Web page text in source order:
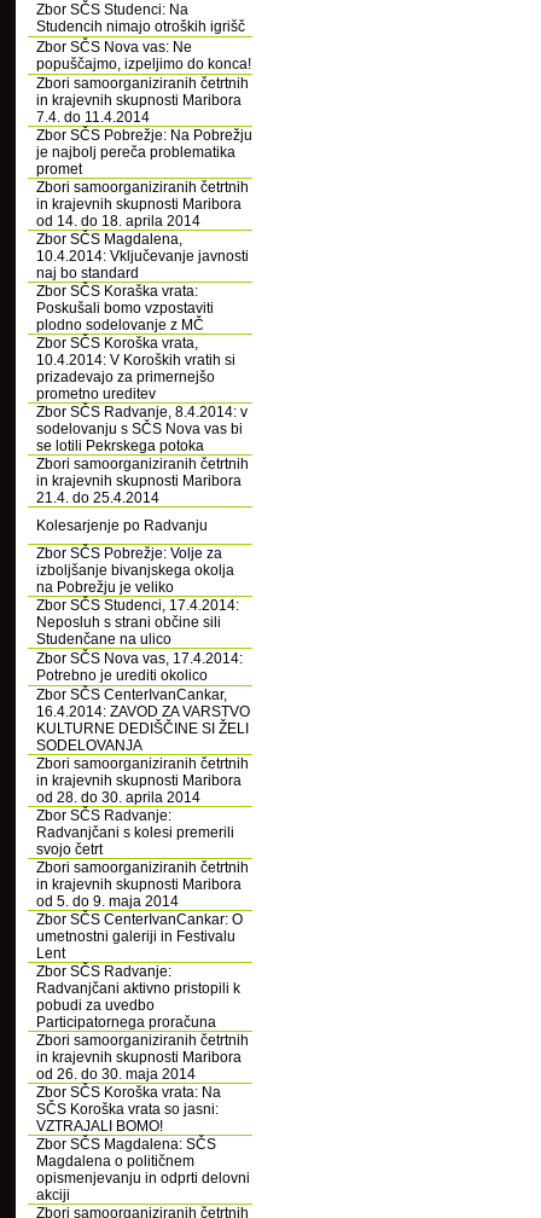
Zbor SČS Studenci: Na
Studencih nimajo otroških igrišč
Zbor SČS Nova vas: Ne
popuščajmo, izpeljimo do konca!
Zbori samoorganiziranih četrtnih
in krajevnih skupnosti Maribora
7.4. do 11.4.2014
Zbor SČS Pobrežje: Na Pobrežju
je najbolj pereča problematika
promet
Zbori samoorganiziranih četrtnih
in krajevnih skupnosti Maribora
od 14. do 18. aprila 2014
Zbor SČS Magdalena,
10.4.2014: Vključevanje javnosti
naj bo standard
Zbor SČS Koraška vrata:
Poskušali bomo vzpostaviti
plodno sodelovanje z MČ
Zbor SČS Koroška vrata,
10.4.2014: V Koroških vratih si
prizadevajo za primernejšo
prometno ureditev
Zbor SČS Radvanje, 8.4.2014: v
sodelovanju s SČS Nova vas bi
se lotili Pekrskega potoka
Zbori samoorganiziranih četrtnih
in krajevnih skupnosti Maribora
21.4. do 25.4.2014
Kolesarjenje po Radvanju
Zbor SČS Pobrežje: Volje za
izboljšanje bivanjskega okolja
na Pobrežju je veliko
Zbor SČS Studenci, 17.4.2014:
Neposluh s strani občine sili
Studenčane na ulico
Zbor SČS Nova vas, 17.4.2014:
Potrebno je urediti okolico
Zbor SČS CenterIvanCankar,
16.4.2014: ZAVOD ZA VARSTVO
KULTURNE DEDIŠČINE SI ŽELI
SODELOVANJA
Zbori samoorganiziranih četrtnih
in krajevnih skupnosti Maribora
od 28. do 30. aprila 2014
Zbor SČS Radvanje:
Radvanjčani s kolesi premerili
svojo četrt
Zbori samoorganiziranih četrtnih
in krajevnih skupnosti Maribora
od 5. do 9. maja 2014
Zbor SČS CenterIvanCankar: O
umetnostni galeriji in Festivalu
Lent
Zbor SČS Radvanje:
Radvanjčani aktivno pristopili k
pobudi za uvedbo
Participatornega proračuna
Zbori samoorganiziranih četrtnih
in krajevnih skupnosti Maribora
od 26. do 30. maja 2014
Zbor SČS Koroška vrata: Na
SČS Koroška vrata so jasni:
VZTRAJALI BOMO!
Zbor SČS Magdalena: SČS
Magdalena o političnem
opismenjevanju in odprti delovni
akciji
Zbori samoorganiziranih četrtnih